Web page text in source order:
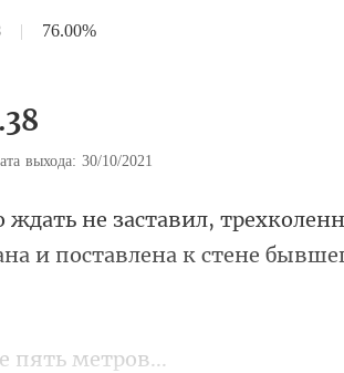
| 76.00%
выхода: 30/10/2021
и поставлен
пят